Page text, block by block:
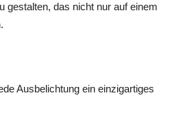
gestalten, das nicht nur auf einem
Ausbelichtung ein einzigartiges